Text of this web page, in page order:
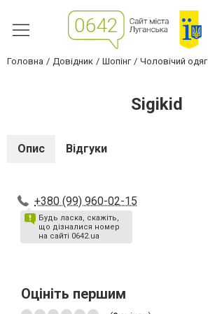
Головна Довідник Шопінг Чоловічий одяг
Sigikid
Опис Відгуки
+380 (99) 960-02-15
Будь ласка, скажіть,
що дізналися номер
на сайті 0642.ua
Оцініть першим